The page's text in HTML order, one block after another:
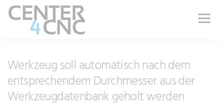
Menü
KARRIERE BLOG WIKI SHOP
Werkzeug soll automatisch nach dem
entsprechendem Durchmesser aus der
Werkzeugdatenbank geholt werden